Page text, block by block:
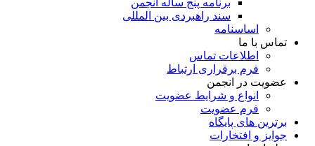
برنامه پنج ساله انجمن
سند راهبردی بین المللی
اساسنامه
تماس با ما
اطلاعات تماس
فرم برقراری ارتباط
عضویت در انجمن
انواع و شرایط عضویت
فرم عضویت
برترین های پایگاه
جوایز و افتخارات